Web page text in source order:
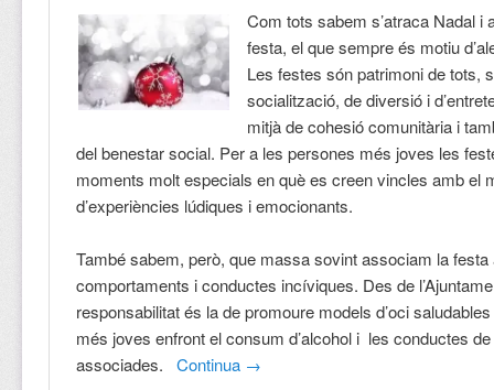
Com tots sabem s’atraca Nadal i
festa, el que sempre és motiu
Les festes són patrimoni de tots,
socialització, de diversió i
mitjà de cohesió comunitària i
del benestar social. Per a les persones més joves les
moments molt especials en què es creen vincles amb el
d’experiències lúdiques i emocionants.
També sabem, però, que massa sovint associam la festa
comportaments i conductes incíviques. Des de
responsabilitat és la de promoure models d’oci
més joves enfront el consum d’alcohol i les conductes
associades.
Continua →